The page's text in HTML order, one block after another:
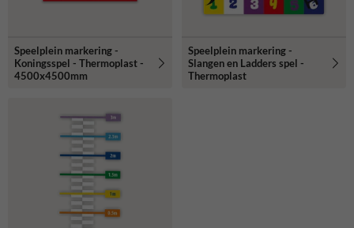
Speelplein markering -
Koningsspel - Thermoplast -
4500x4500mm
Speelplein markering -
Slangen en Ladders spel -
Thermoplast